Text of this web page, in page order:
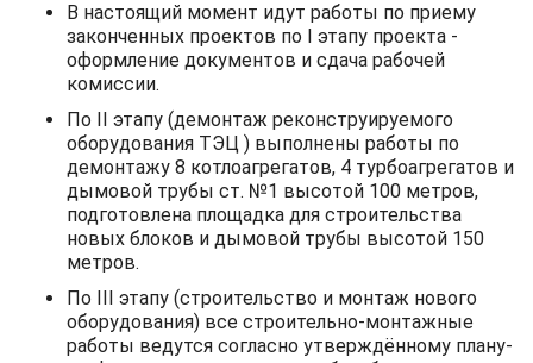
В настоящий момент идут работы по приему
законченных проектов по I этапу проекта -
оформление документов и сдача рабочей
комиссии.
По II этапу (демонтаж реконструируемого
оборудования ТЭЦ ) выполнены работы по
демонтажу 8 котлоагрегатов, 4 турбоагрегатов и
дымовой трубы ст. №1 высотой 100 метров,
подготовлена площадка для строительства
новых блоков и дымовой трубы высотой 150
метров.
По III этапу (строительство и монтаж нового
оборудования) все строительно-монтажные
работы ведутся согласно утверждённому плану-